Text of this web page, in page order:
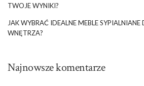
TWOJE WYNIKI?
JAK WYBRAĆ IDEALNE MEBLE
WNĘTRZA?
Najnowsze komentarze